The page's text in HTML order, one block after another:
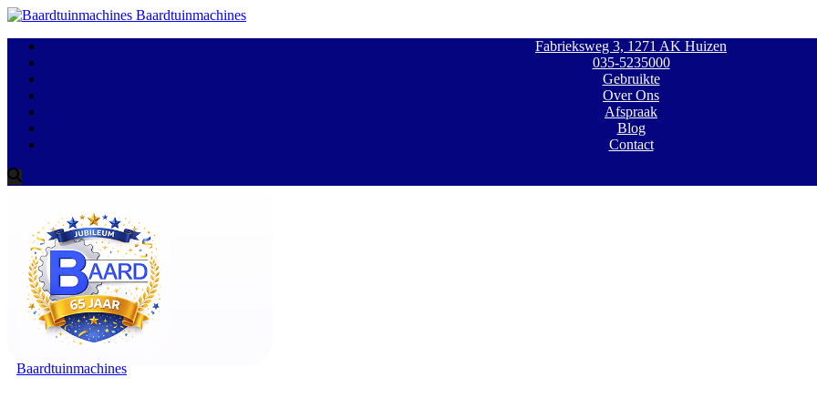
Baardtuinmachines
Fabrieksweg 3, 1271 AK Huizen
035-5235000
Gebruikte
Over Ons
Afspraak
Blog
Contact
Baardtuinmachines